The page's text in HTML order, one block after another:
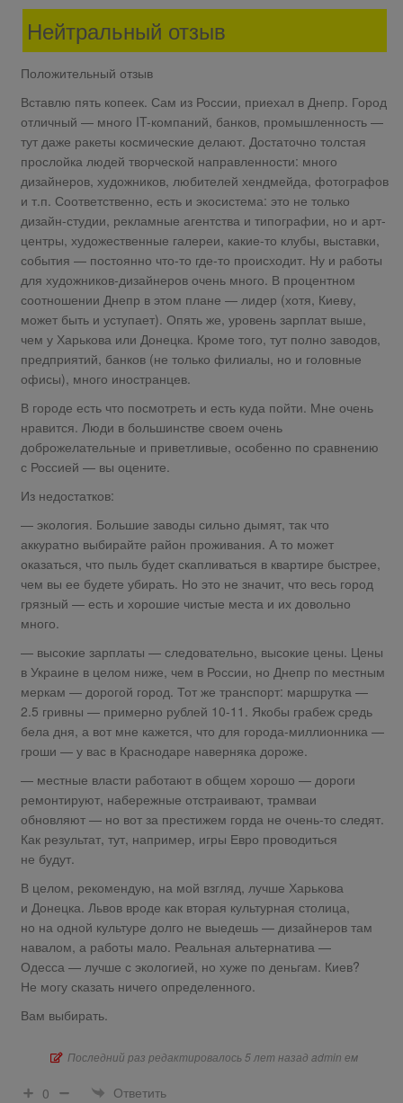
Нейтральный отзыв
Положительный отзыв
Вставлю пять копеек. Сам из России, приехал в Днепр. Город
отличный — много IT-компаний, банков, промышленность —
тут даже ракеты космические делают. Достаточно толстая
прослойка людей творческой направленности: много
дизайнеров, художников, любителей хендмейда, фотографов
и т.п. Соответственно, есть и экосистема: это не только
дизайн-студии, рекламные агентства и типографии, но и арт-
центры, художественные галереи, какие-то клубы, выставки,
события — постоянно что-то где-то происходит. Ну и работы
для художников-дизайнеров очень много. В процентном
соотношении Днепр в этом плане — лидер (хотя, Киеву,
может быть и уступает). Опять же, уровень зарплат выше,
чем у Харькова или Донецка. Кроме того, тут полно заводов,
предприятий, банков (не только филиалы, но и головные
офисы), много иностранцев.
В городе есть что посмотреть и есть куда пойти. Мне очень
нравится. Люди в большинстве своем очень
доброжелательные и приветливые, особенно по сравнению
с Россией — вы оцените.
Из недостатков:
— экология. Большие заводы сильно дымят, так что
аккуратно выбирайте район проживания. А то может
оказаться, что пыль будет скапливаться в квартире быстрее,
чем вы ее будете убирать. Но это не значит, что весь город
грязный — есть и хорошие чистые места и их довольно
много.
— высокие зарплаты — следовательно, высокие цены. Цены
в Украине в целом ниже, чем в России, но Днепр по местным
меркам — дорогой город. Тот же транспорт: маршрутка —
2.5 гривны — примерно рублей 10-11. Якобы грабеж средь
бела дня, а вот мне кажется, что для города-миллионника —
гроши — у вас в Краснодаре наверняка дороже.
— местные власти работают в общем хорошо — дороги
ремонтируют, набережные отстраивают, трамваи
обновляют — но вот за престижем горда не очень-то следят.
Как результат, тут, например, игры Евро проводиться
не будут.
В целом, рекомендую, на мой взгляд, лучше Харькова
и Донецка. Львов вроде как вторая культурная столица,
но на одной культуре долго не выедешь — дизайнеров там
навалом, а работы мало. Реальная альтернатива —
Одесса — лучше с экологией, но хуже по деньгам. Киев?
Не могу сказать ничего определенного.
Вам выбирать.
Последний раз редактировалось 5 лет назад admin ем
0 Ответить